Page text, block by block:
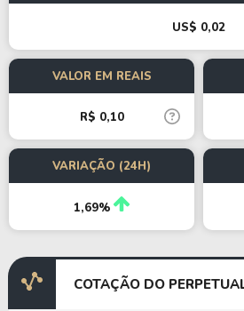
US$ 0,02
VALOR EM REAIS
R$ 0,10
VARIAÇÃO (24H)
1,69%
COTAÇÃO DO